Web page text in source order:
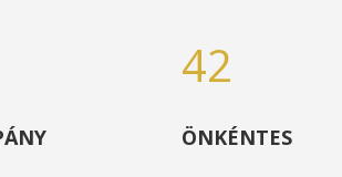
42
ÖNKÉNTES